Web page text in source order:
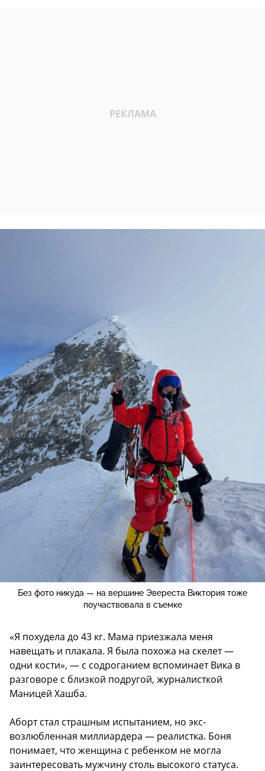
Без фото никуда — на вершине Эвереста Виктория тоже
поучаствовала в съемке
«Я похудела до 43 кг. Мама приезжала меня
навещать и плакала. Я была похожа на скелет —
одни кости», — с содроганием вспоминает Вика в
разговоре с близкой подругой, журналисткой
Маницей Хашба.
Аборт стал страшным испытанием, но экс-
возлюбленная миллиардера — реалистка. Боня
понимает, что женщина с ребенком не могла
заинтересовать мужчину столь высокого статуса.